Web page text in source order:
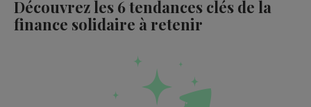
Découvrez les 6 tendances clés de la
finance solidaire à retenir